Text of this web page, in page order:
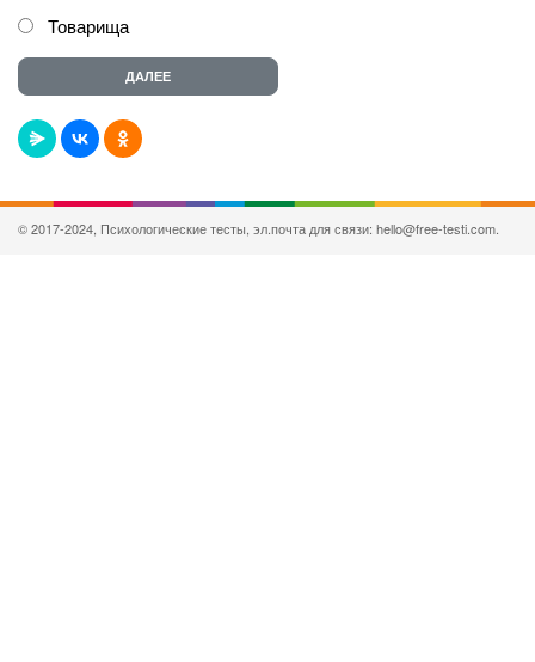
Товарища
© 2017-2024, Психологические тесты, эл.почта для связи: hello@free-testi.com.